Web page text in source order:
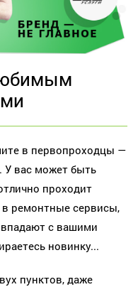
в первопроходцы —
У вас может быть
проходит
в ремонтные сервисы,
с вашими
новинку...
пунктов, даже